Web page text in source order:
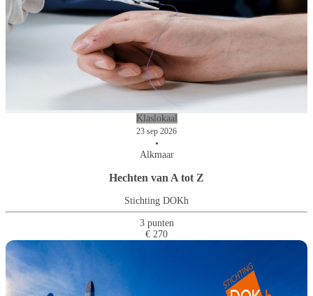
Klaslokaal
23 sep 2026
•
Alkmaar
Hechten van A tot Z
Stichting DOKh
3 punten
€ 270